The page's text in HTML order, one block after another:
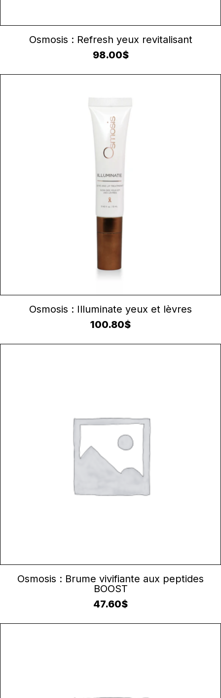
AJOUTER AU PANIER
Osmosis : Refresh yeux revitalisant
98.00$
AJOUTER AU PANIER
Osmosis : Illuminate yeux et lèvres
100.80$
AJOUTER AU PANIER
Osmosis : Brume vivifiante aux peptides
BOOST
47.60$